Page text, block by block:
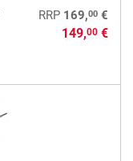
RRP 169,00€
149,00€